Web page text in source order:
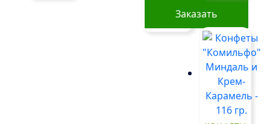
Заказать